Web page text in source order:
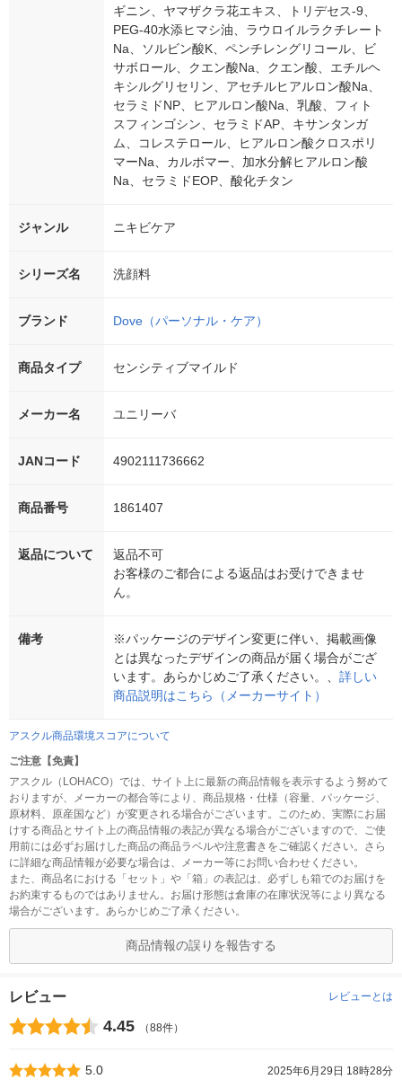
ギニン、ヤマザクラ花エキス、トリデセス-9、
PEG-40水添ヒマシ油、ラウロイルラクチレート
Na、ソルビン酸K、ペンチレングリコール、ビ
サボロール、クエン酸Na、クエン酸、エチルヘ
キシルグリセリン、アセチルヒアルロン酸Na、
セラミドNP、ヒアルロン酸Na、乳酸、フィト
スフィンゴシン、セラミドAP、キサンタンガ
ム、コレステロール、ヒアルロン酸クロスポリ
マーNa、カルボマー、加水分解ヒアルロン酸
Na、セラミドEOP、酸化チタン
ジャンル ニキビケア
シリーズ名 洗顔料
ブランド Dove（パーソナル・ケア）
商品タイプ センシティブマイルド
メーカー名 ユニリーバ
JANコード 4902111736662
商品番号 1861407
返品について
返品不可
お客様のご都合による返品はお受けできませ
ん。
備考
※パッケージのデザイン変更に伴い、掲載画像
とは異なったデザインの商品が届く場合がござ
います。あらかじめご了承ください。、 詳しい
商品説明はこちら（メーカーサイト）
アスクル商品環境スコアについて
ご注意【免責】
アスクル（LOHACO）では、サイト上に最新の商品情報を表示するよう努めて
おりますが、メーカーの都合等により、商品規格・仕様（容量、パッケージ、
原材料、原産国など）が変更される場合がございます。このため、実際にお届
けする商品とサイト上の商品情報の表記が異なる場合がございますので、ご使
用前には必ずお届けした商品の商品ラベルや注意書きをご確認ください。さら
に詳細な商品情報が必要な場合は、メーカー等にお問い合わせください。
また、商品名における「セット」や「箱」の表記は、必ずしも箱でのお届けを
お約束するものではありません。お届け形態は倉庫の在庫状況等により異なる
場合がございます。あらかじめご了承ください。
商品情報の誤りを報告する
レビュー レビューとは
4.45 （88件）
5.0
2025年6月29日 18時28分